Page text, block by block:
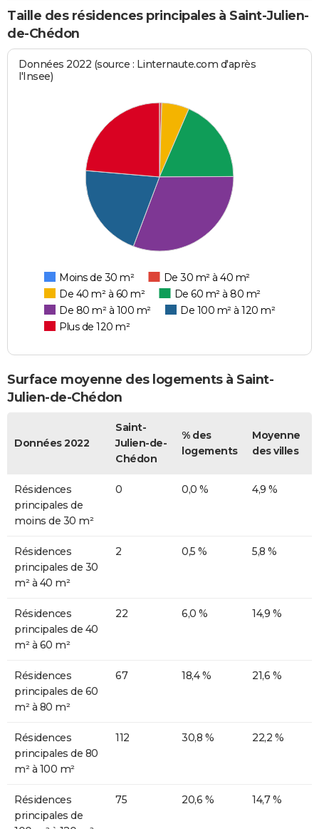
Taille des résidences principales à Saint-Julien-
de-Chédon
Données 2022 (source : Linternaute.com d'après
l'Insee)
Moins de 30 m²
De 30 m² à 40 m²
De 40 m² à 60 m²
De 60 m² à 80 m²
De 80 m² à 100 m²
De 100 m² à 120 m²
Plus de 120 m²
Surface moyenne des logements à Saint-
Julien-de-Chédon
Données 2022
Saint-
Julien-de-
Chédon
% des
logements
Moyenne
des villes
Résidences
principales de
moins de 30 m²
0 0,0 % 4,9 %
Résidences
principales de 30
m² à 40 m²
2 0,5 % 5,8 %
Résidences
principales de 40
m² à 60 m²
22 6,0 % 14,9 %
Résidences
principales de 60
m² à 80 m²
67 18,4 % 21,6 %
Résidences
principales de 80
m² à 100 m²
112 30,8 % 22,2 %
Résidences
principales de
75 20,6 % 14,7 %